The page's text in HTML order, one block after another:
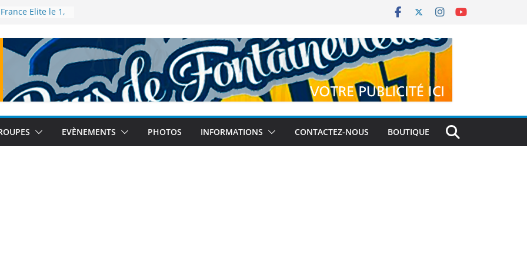
Elite le 1,
2025
– Tour
le 12
à Tokyo
de semi-
le 14
EVÈNEMENTS PHOTOS INFORMATIONS CONTACTEZ-NOUS BOUTIQUE